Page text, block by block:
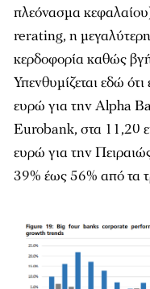
πλεόνασμα
rerating, η
κερδοφορία καθώς
Υπενθυμίζεται εδώ
ευρώ για την Alpha
Eurobank, στα 11,20
ευρώ για την
39% έως 56% από τα